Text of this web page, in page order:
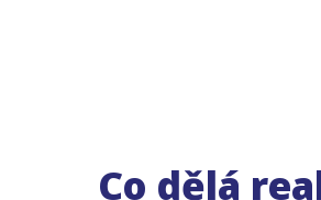
Co dělá